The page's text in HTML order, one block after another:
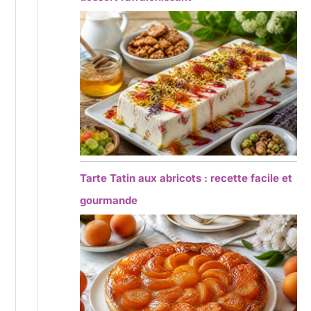
Tarte Tatin aux abricots : recette facile et
gourmande